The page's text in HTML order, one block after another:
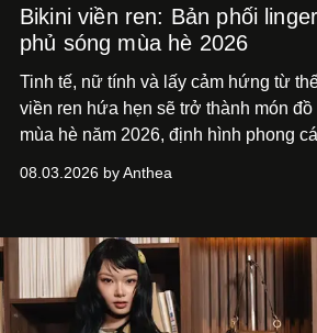
Bikini viền ren: Bản phối
phủ sóng mùa hè 2026
Tinh tế, nữ tính và lấy cảm hứng từ
viền ren hứa hẹn sẽ trở thành món
mùa hè năm 2026, định hình phong
08.03.2026 by Anthea